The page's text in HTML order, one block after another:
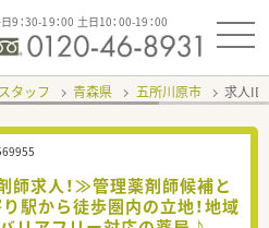
9：30-19：00 土日10：00-19：00
タッフ 青森県 五所川原市 求人ID
師求人！≫管理薬剤師候補と
駅から徒歩圏内の立地！地域